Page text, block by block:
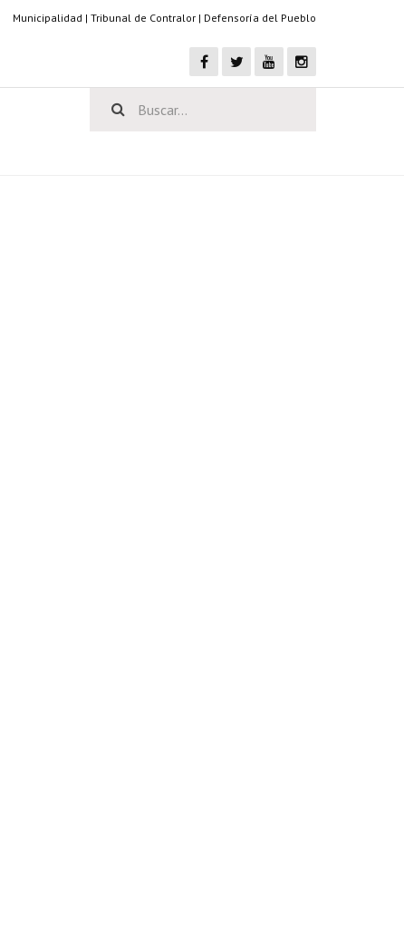
Municipalidad | Tribunal de Contralor | Defensoría del Pueblo